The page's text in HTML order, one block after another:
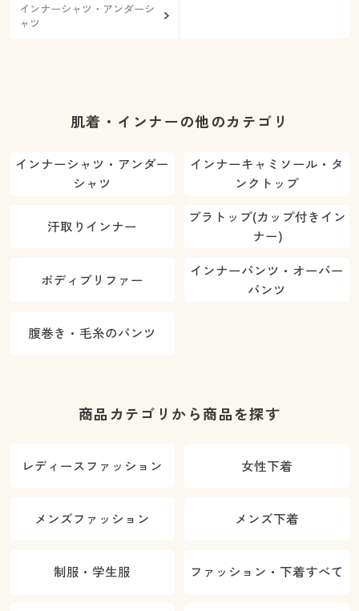
インナーシャツ・アンダーシ
ャツ
肌着・インナーの他のカテゴリ
インナーシャツ・アンダー
シャツ
インナーキャミソール・タ
ンクトップ
汗取りインナー
ブラトップ(カップ付きイン
ナー)
ボディブリファー
インナーパンツ・オーバー
パンツ
腹巻き・毛糸のパンツ
商品カテゴリから商品を探す
レディースファッション 女性下着
メンズファッション メンズ下着
制服・学生服 ファッション・下着すべて